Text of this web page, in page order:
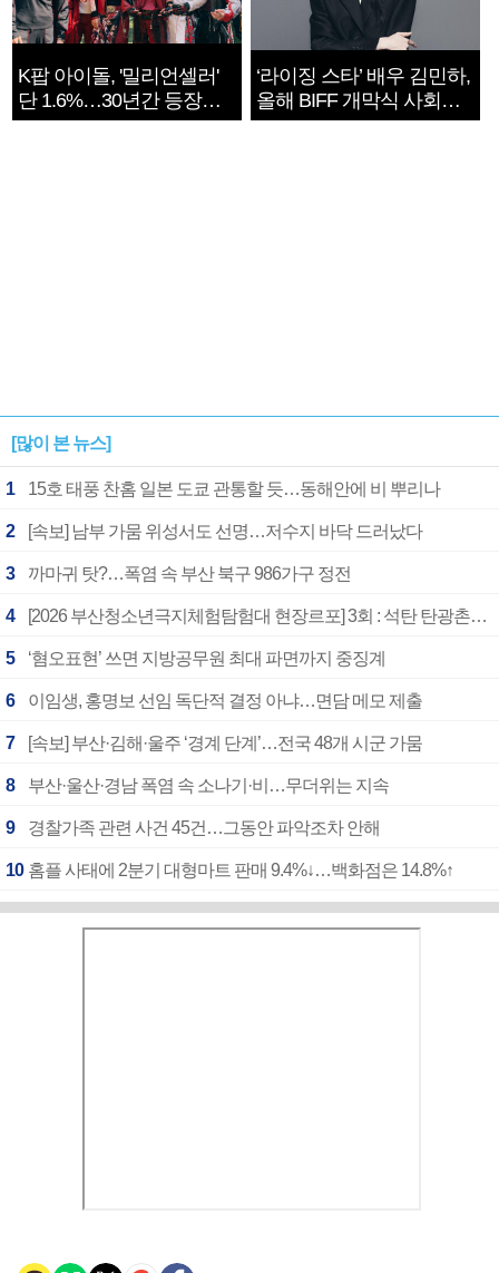
K팝 아이돌, '밀리언셀러'
단 1.6%…30년간 등장
1182개팀 전수조사
‘라이징 스타’ 배우 김민하,
올해 BIFF 개막식 사회자
확정
[많이 본 뉴스]
1 15호 태풍 찬홈 일본 도쿄 관통할 듯…동해안에 비 뿌리나
2 [속보] 남부 가뭄 위성서도 선명…저수지 바닥 드러났다
3 까마귀 탓?…폭염 속 부산 북구 986가구 정전
4 [2026 부산청소년극지체험탐험대 현장르포] 3회 : 석탄 탄광촌에서 북극 연구의 중심지로
5 ‘혐오표현’ 쓰면 지방공무원 최대 파면까지 중징계
6 이임생, 홍명보 선임 독단적 결정 아냐…면담 메모 제출
7 [속보] 부산·김해·울주 ‘경계 단계’…전국 48개 시군 가뭄
8 부산·울산·경남 폭염 속 소나기·비…무더위는 지속
9 경찰가족 관련 사건 45건…그동안 파악조차 안해
10 홈플 사태에 2분기 대형마트 판매 9.4%↓…백화점은 14.8%↑